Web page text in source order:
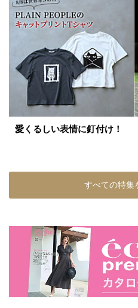
愛くるしい表情に釘付け！
すべての特集